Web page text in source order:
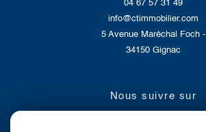
04 67 57 31 49
info@ctimmobilier.com
5 Avenue Maréchal Foch -
34150
Gignac
nous suivre sur